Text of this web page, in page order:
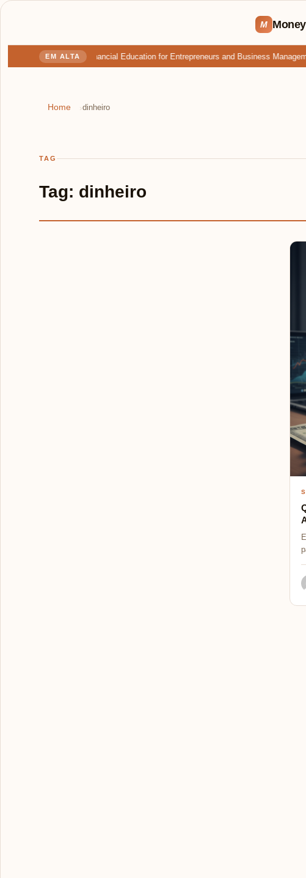
M
EM ALTA
Ultimate Guide: Financial Education for Entrepreneurs and Business
Home ›dinheiro
TAG
Tag: dinheiro